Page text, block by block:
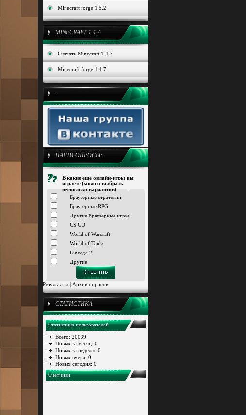
Minecraft forge 1.5.2
MINECRAFT 1.4.7
Скачать Minecraft 1.4.7
Minecraft forge 1.4.7
.
НАШИ ОПРОСЫ:
В какие еще онлайн-игры вы
играете (можно выбрать
несколько вариантов)
Браузерные стратегии
Браузерные RPG
Другие браузерные игры
CS:GO
World of Warcraft
World of Tanks
Lineage 2
Другие
Результаты | Архив опросов
СТАТИСТИКА
Статистика пользователей
Всего: 20039
Новых за месяц: 0
Новых за неделю: 0
Новых вчера: 0
Новых сегодня: 0
Счетчики